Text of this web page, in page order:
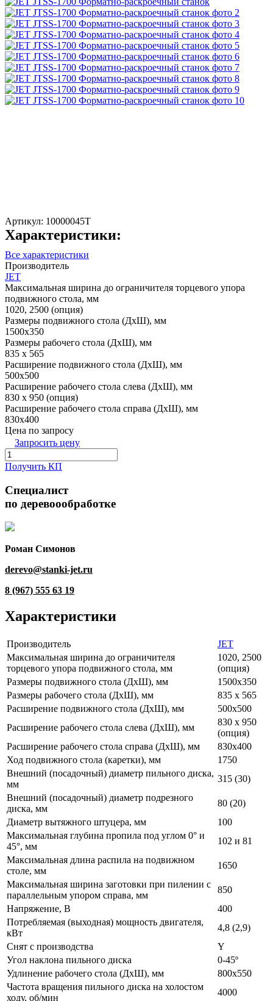
Артикул: 10000045T
Характеристики:
Все характеристики
Производитель
JET
Максимальная ширина до ограничителя торцевого упора
подвижного стола, мм
1020, 2500 (опция)
Размеры подвижного стола (ДхШ), мм
1500х350
Размеры рабочего стола (ДхШ), мм
835 х 565
Расширение подвижного стола (ДхШ), мм
500х500
Расширение рабочего стола слева (ДхШ), мм
830 х 950 (опция)
Расширение рабочего стола справа (ДхШ), мм
830х400
Цена по запросу
Запросить цену
Получить КП
Специалист
по деревоообработке
Роман Симонов
derevo@stanki-jet.ru
8 (967) 555 63 19
Характеристики
Производитель
JET
Максимальная ширина до ограничителя
торцевого упора подвижного стола, мм
1020, 2500
(опция)
Размеры подвижного стола (ДхШ), мм
1500х350
Размеры рабочего стола (ДхШ), мм
835 х 565
Расширение подвижного стола (ДхШ), мм
500х500
Расширение рабочего стола слева (ДхШ), мм
830 х 950
(опция)
Расширение рабочего стола справа (ДхШ), мм
830х400
Ход подвижного стола (каретки), мм
1750
Внешний (посадочный) диаметр пильного диска,
мм
315 (30)
Внешний (посадочный) диаметр подрезного
диска, мм
80 (20)
Диаметр вытяжного штуцера, мм
100
Максимальная глубина пропила под углом 0° и
45°, мм
102 и 81
Максимальная длина распила на подвижном
столе, мм
1650
Максимальная ширина заготовки при пилении с
параллельным упором справа, мм
850
Напряжение, В
400
Потребляемая (выходная) мощность двигателя,
кВт
4,8 (2,9)
Снят с производства
Y
Угол наклона пильного диска
0-45º
Удлинение рабочего стола (ДхШ), мм
800х550
Частота вращения пильного диска на холостом
ходу, об/мин
4000